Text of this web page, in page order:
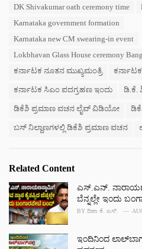
DK Shivakumar oath ceremony time
Karnataka government formation
Karnataka new CM swearing-in event
Lokbhavan Glass House ceremony
ಕರ್ನಾಟಕ ನೂತನ ಮುಖ್ಯಮಂತ್ರಿ
ಕರ್ನಾಟಕ ಸಿಎಂ ಪದಗ್ರಹಣ ಇಂದು ಡಿ.ಕೆ.
ಡಿಕೆಶಿ ಪ್ರಮಾಣ ವಚನ ಲೈವ್ ವಿಡಿಯೋ
ಬಸ್ ನಿಲ್ದಾಣಗಳಲ್ಲಿ ಡಿಕೆಶಿ ಪ್ರಮಾಣ ವಚನ
Related Content
ಎಸ್.ಎನ್.
ಬೆನ್ನಲ್ಲೇ ಇಂದು
BY ದಿಶಾ ಕೆ. ಎಸ್.
ಇಂದಿನಿಂದ